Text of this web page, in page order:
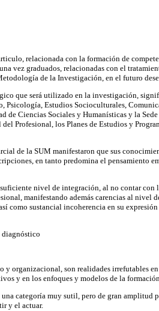
relacionada con la formación de
vez graduados, relacionadas con el
de la Investigación, en el futuro
que será utilizado en la investigación,
Psicología, Estudios Socioculturales,
Ciencias Sociales y Humanísticas y la
Profesional, los Planes de Estudios y
de la SUM manifestaron que sus
en tanto predomina el
nivel de integración, al no contar
manifestando además carencias al
como sustancial incoherencia en su
son realidades irrefutables
y en los enfoques y modelos de la
categoría muy sutil, pero de gran
y el actuar.